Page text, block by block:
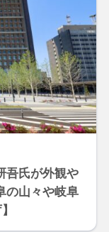
吾氏が外観や
の山々や岐阜